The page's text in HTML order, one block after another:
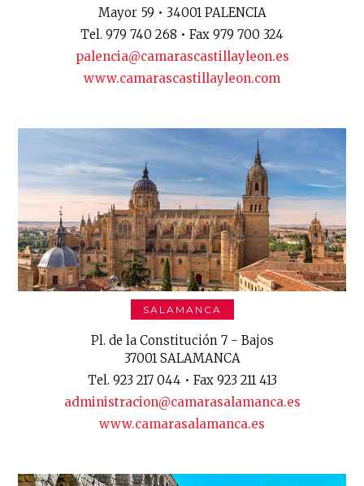
Mayor 59 • 34001 PALENCIA
Tel. 979 740 268 • Fax 979 700 324
palencia@camarascastillayleon.es
www.camarascastillayleon.com
SALAMANCA
Pl. de la Constitución 7 - Bajos
37001 SALAMANCA
Tel. 923 217 044 • Fax 923 211 413
administracion@camarasalamanca.es
www.camarasalamanca.es